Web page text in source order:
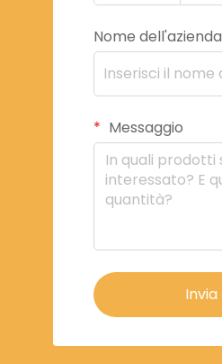
Nome dell'azienda
Messaggio
Invia